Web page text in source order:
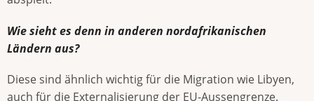
Wie sieht es denn in anderen nordafrikanischen
Ländern aus?
Diese sind ähnlich wichtig für die Migration wie Libyen,
auch für die Externalisierung der EU-Aussengrenze.